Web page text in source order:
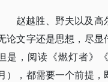
赵越胜、野夫以及高
论文字还是思想，尽显
是，阅读《燃灯者》
），都需要一个前提